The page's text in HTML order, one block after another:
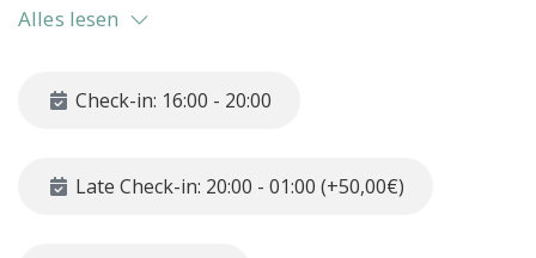
einen atemberaubenden Blick bietet.
Anwesenheit von zwei unabhängigen Wohnungen auf
von Trockenmauern, roter Erde und alten Olivenbäumen,
Alles lesen
Check-in: 16:00 - 20:00
Late Check-in: 20:00 - 01:00 (+50,00€)